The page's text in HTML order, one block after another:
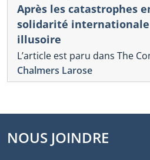
Après les catastrophes
solidarité internationale
illusoire
L’article est paru dans The
Chalmers Larose
NOUS JOINDRE